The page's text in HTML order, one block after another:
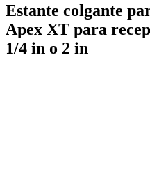
Estante colgante
Apex XT para
1/4 in o 2 in